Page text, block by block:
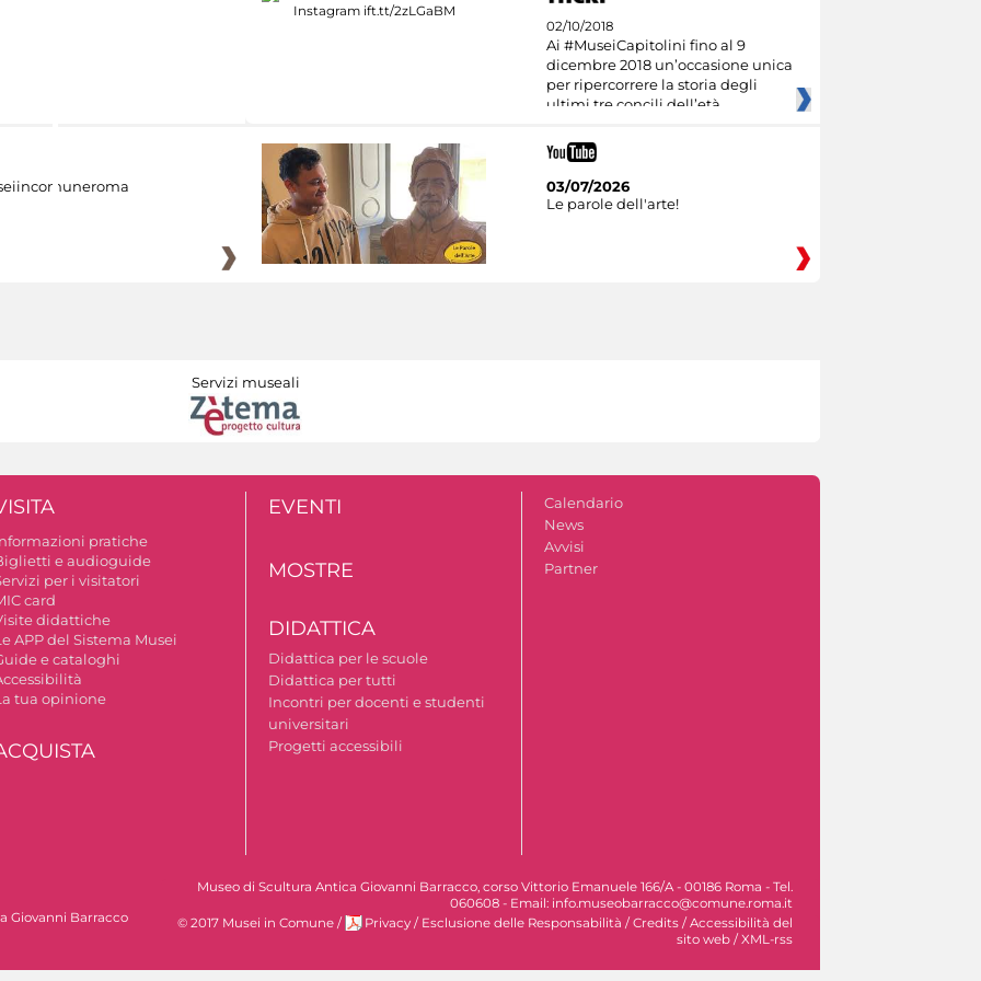
02/10/2018
Ai #MuseiCapitolini fino al 9
dicembre 2018 un’occasione unica
per ripercorrere la storia degli
ultimi tre concili dell’età
03/07/2026
Le parole dell'arte!
Servizi museali
pratiche
e audioguide
per i visitatori
card
didattiche
APP del Sistema Musei
e cataloghi
tua opinione
EVENTI
MOSTRE
DIDATTICA
Didattica per le scuole
Didattica per tutti
Incontri per docenti e studenti
universitari
Progetti accessibili
Calendario
News
Avvisi
Partner
Giovanni Barracco
Museo di Scultura Antica Giovanni Barracco, corso Vittorio Emanuele 166/A - 00186 Roma - Tel.
060608 - Email: info.museobarracco@comune.roma.it
© 2017 Musei in Comune / Privacy / Esclusione delle Responsabilità / Credits / Accessibilità del
sito web / XML-rss